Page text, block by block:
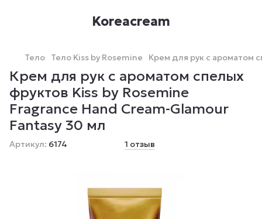
Koreacream
Тело Тело Kiss by Rosemine Крем для рук с ароматом
Крем для рук с ароматом спелых
фруктов Kiss by Rosemine
Fragrance Hand Cream-Glamour
Fantasy 30 мл
Артикул: 6174 1 отзыв